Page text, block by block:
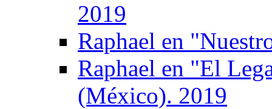
2019
Raphael en
Raphael en "El
(México). 2019